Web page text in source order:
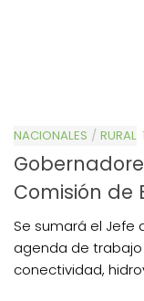
NACIONALES / RURAL
Comisión de
Se sumará el Jefe
agenda de
conectividad,